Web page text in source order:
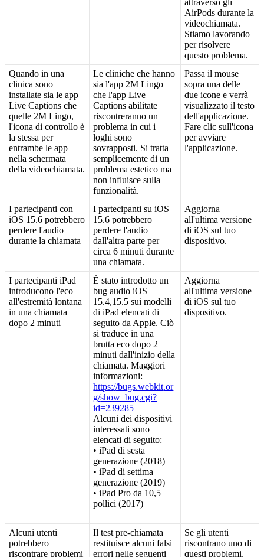
attraverso gli
AirPods durante la
videochiamata.
Stiamo lavorando
per risolvere
questo problema.
Quando in una
clinica sono
installate sia le app
Live Captions che
quelle 2M Lingo,
l'icona di controllo è
la stessa per
entrambe le app
nella schermata
della videochiamata.
Le cliniche che hanno
sia l'app 2M Lingo
che l'app Live
Captions abilitate
riscontreranno un
problema in cui i
loghi sono
sovrapposti. Si tratta
semplicemente di un
problema estetico ma
non influisce sulla
funzionalità.
Passa il mouse
sopra una delle
due icone e verrà
visualizzato il testo
dell'applicazione.
Fare clic sull'icona
per avviare
l'applicazione.
I partecipanti con
iOS 15.6 potrebbero
perdere l'audio
durante la chiamata
I partecipanti su iOS
15.6 potrebbero
perdere l'audio
dall'altra parte per
circa 6 minuti durante
una chiamata.
Aggiorna
all'ultima versione
di iOS sul tuo
dispositivo.
I partecipanti iPad
introducono l'eco
all'estremità lontana
in una chiamata
dopo 2 minuti
È stato introdotto un
bug audio iOS
15.4,15.5 sui modelli
di iPad elencati di
seguito da Apple. Ciò
si traduce in una
brutta eco dopo 2
minuti dall'inizio della
chiamata. Maggiori
informazioni:
https://bugs.webkit.or
g/show_bug.cgi?
id=239285
Alcuni dei dispositivi
interessati sono
elencati di seguito:
• iPad di sesta
generazione (2018)
• iPad di settima
generazione (2019)
• iPad Pro da 10,5
pollici (2017)
Aggiorna
all'ultima versione
di iOS sul tuo
dispositivo.
Alcuni utenti
potrebbero
riscontrare problemi
Il test pre-chiamata
restituisce alcuni falsi
errori nelle seguenti
Se gli utenti
riscontrano uno di
questi problemi,